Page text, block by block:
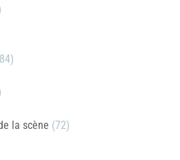
la scène (72)